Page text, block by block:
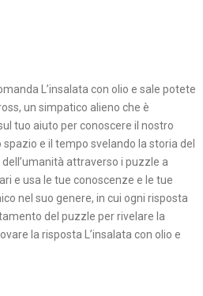
L’insalata con olio e sale potete
un simpatico alieno che è
tuo aiuto per conoscere il nostro
e il tempo svelando la storia del
attraverso i puzzle a
e usa le tue conoscenze e le tue
nel suo genere, in cui ogni risposta
del puzzle per rivelare la
la risposta L’insalata con olio e